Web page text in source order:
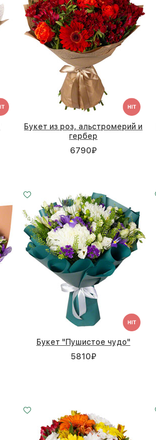
Букет из роз, альстромерий и
гербер
6790₽
Букет "Пушистое чудо"
5810₽
20 - 30 см